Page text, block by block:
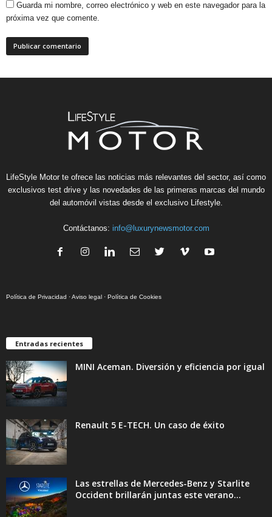
Guarda mi nombre, correo electrónico y web en este navegador para la
próxima vez que comente.
LifeStyle Motor te ofrece las noticias más relevantes del sector, así como
exclusivos test drive y las novedades de las primeras marcas del mundo
del automóvil vistas desde el exclusivo Lifestyle.
Contáctanos: info@luxurynewsmotor.com
Política de Privacidad ·Aviso legal · Política de Cookies
Entradas recientes
MINI Aceman. Diversión y eficiencia por igual
Renault 5 E-TECH. Un caso de éxito
Las estrellas de Mercedes-Benz y Starlite
Occident brillarán juntas este verano...